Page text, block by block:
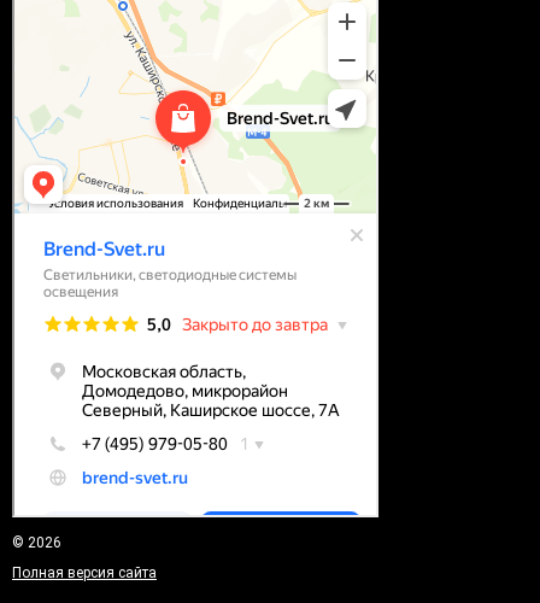
© 2026
Полная версия сайта